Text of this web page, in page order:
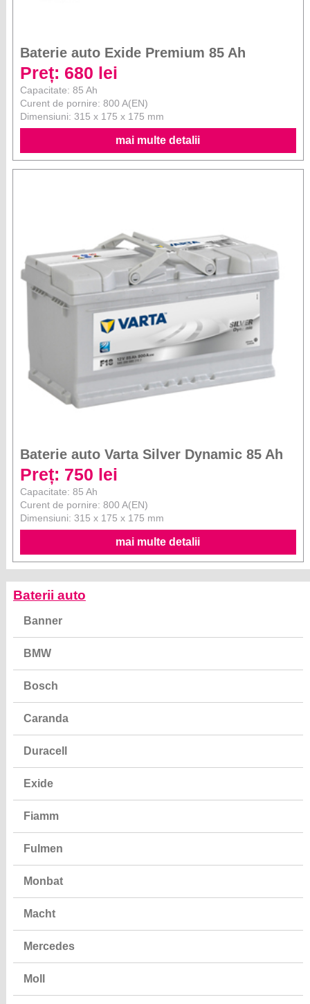
Baterie auto Exide Premium 85 Ah
Preț: 680 lei
Capacitate: 85 Ah
Curent de pornire: 800 A(EN)
Dimensiuni: 315 x 175 x 175 mm
mai multe detalii
Baterie auto Varta Silver Dynamic 85 Ah
Preț: 750 lei
Capacitate: 85 Ah
Curent de pornire: 800 A(EN)
Dimensiuni: 315 x 175 x 175 mm
mai multe detalii
Baterii auto
Banner
BMW
Bosch
Caranda
Duracell
Exide
Fiamm
Fulmen
Monbat
Macht
Mercedes
Moll